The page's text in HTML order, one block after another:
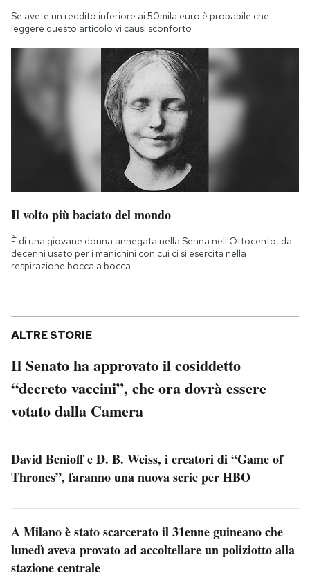
Se avete un reddito inferiore ai 50mila euro è probabile che
leggere questo articolo vi causi sconforto
Il volto più baciato del mondo
È di una giovane donna annegata nella Senna nell'Ottocento, da
decenni usato per i manichini con cui ci si esercita nella
respirazione bocca a bocca
ALTRE STORIE
Il Senato ha approvato il cosiddetto
“decreto vaccini”, che ora dovrà essere
votato dalla Camera
David Benioff e D. B. Weiss, i creatori di “Game of
Thrones”, faranno una nuova serie per HBO
A Milano è stato scarcerato il 31enne guineano che
lunedì aveva provato ad accoltellare un poliziotto alla
stazione centrale